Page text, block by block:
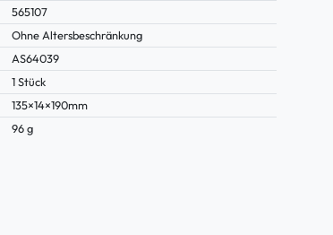
565107
Ohne Altersbeschränkung
AS64039
1 Stück
135×14×190mm
96 g